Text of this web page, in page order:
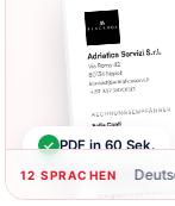
✓ PDF in 60 Sek.
12 SPRACHENDeutsch